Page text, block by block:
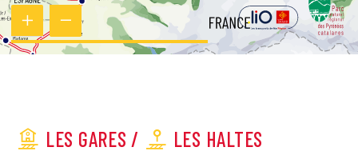
LES GARES / LES HALTES